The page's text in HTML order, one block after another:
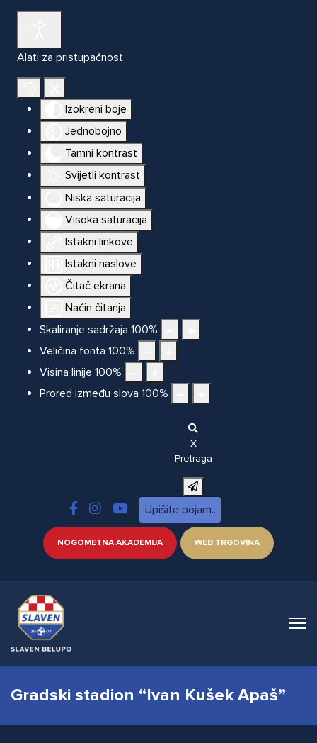
Alati za pristupačnost
Izokreni boje
Jednobojno
Tamni kontrast
Svijetli kontrast
Niska saturacija
Visoka saturacija
Istakni linkove
Istakni naslove
Čitač ekrana
Način čitanja
Skaliranje sadržaja 100%
Veličina fonta 100%
Visina linije 100%
Prored između slova 100%
X
Pretraga
NOGOMETNA AKADEMIJA WEB TRGOVINA
Gradski stadion “Ivan Kušek Apaš”